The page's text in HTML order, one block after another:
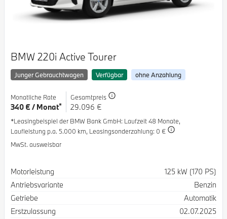
BMW 220i Active Tourer
Junger Gebrauchtwagen Verfügbar ohne Anzahlung
Monatliche Rate
340 € / Monat*
Gesamtpreis
29.096 €
*Leasingbeispiel der BMW Bank GmbH: Laufzeit 48 Monate,
Laufleistung p.a. 5.000 km, Leasingsonderzahlung: 0 €
MwSt. ausweisbar
Spezifikation
Motorleistung
125 kW (170 PS)
Antriebsvariante
Benzin
Getriebe
Automatik
Erstzulassung
02.07.2025